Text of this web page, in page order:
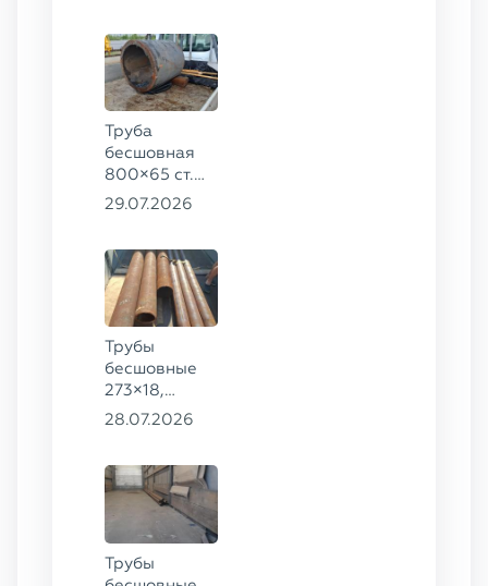
Труба
бесшовная
800×65 ст.
17ГС
29.07.2026
Трубы
бесшовные
273×18,
168×12 ГОСТ
28.07.2026
Трубы